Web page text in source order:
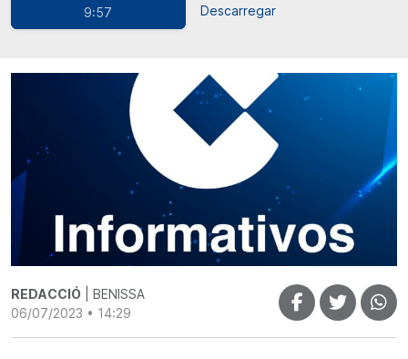
9:57
Descarregar
REDACCIÓ | BENISSA
06/07/2023 • 14:29